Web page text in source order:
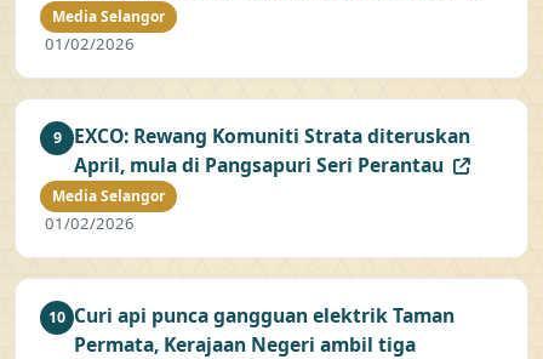
Media Selangor
01/02/2026
9
EXCO: Rewang Komuniti Strata diteruskan
April, mula di Pangsapuri Seri Perantau
Media Selangor
01/02/2026
10 Curi api punca gangguan elektrik Taman
Permata, Kerajaan Negeri ambil tiga